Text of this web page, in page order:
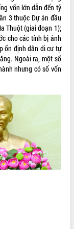
vốn lớn dẫn đến tỷ
3 thuộc Dự án đầu
Thuột (giai đoạn 1);
cho các tỉnh bị ảnh
ổn định dân di cư tự
Ngoài ra, một số
nhưng có số vốn